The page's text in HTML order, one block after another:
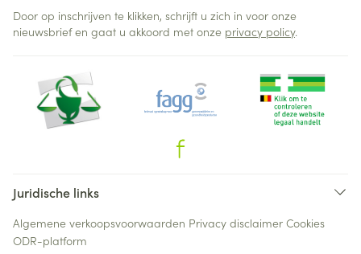
Door op inschrijven te klikken, schrijft u zich in voor onze
nieuwsbrief en gaat u akkoord met onze privacy policy.
Juridische links
Algemene verkoopsvoorwaarden Privacy disclaimer Cookies
ODR-platform